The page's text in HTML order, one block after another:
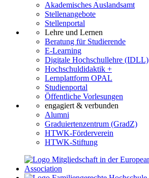
Akademisches Auslandsamt
Stellenangebote
Stellenportal
Lehre und Lernen
Beratung für Studierende
E-Learning
Digitale Hochschullehre (IDLL)
Hochschuldidaktik +
Lernplattform OPAL
Studienportal
Öffentliche Vorlesungen
engagiert & verbunden
Alumni
Graduiertenzentrum (GradZ)
HTWK-Förderverein
HTWK-Stiftung